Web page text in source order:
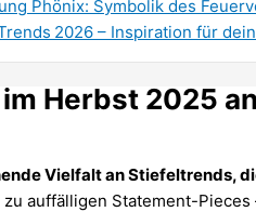
Phönix: Symbolik des
2026 – Inspiration für
Herbst 2025
Vielfalt an Stiefeltrends,
auffälligen Statement-